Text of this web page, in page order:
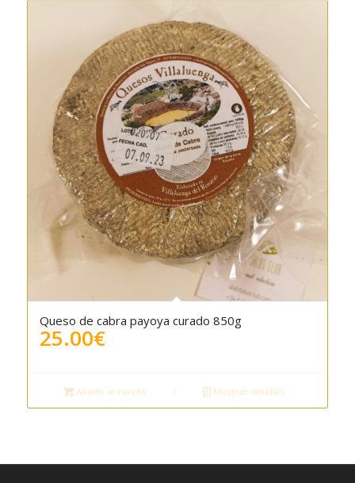
Queso de cabra payoya curado 850g
25.00€
Añadir al carrito Mostrar detalles